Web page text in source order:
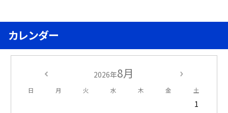
カレンダー
2026年8月
日 月 火 水 木 金 土
1